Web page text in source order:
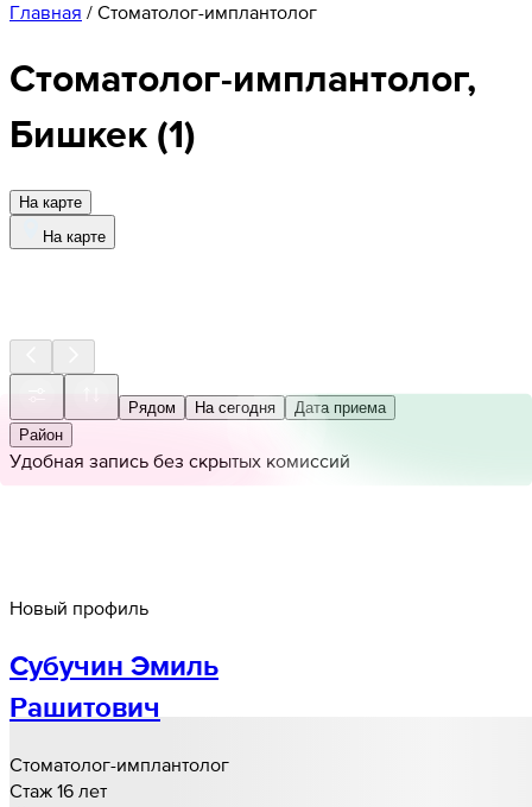
Главная / Стоматолог-имплантолог
Стоматолог-имплантолог,
Бишкек(1)
На карте
На карте
Рядом На сегодня
Дата приема
Район
Удобная запись без скрытых комиссий
Новый профиль
Субучин Эмиль
Рашитович
Стоматолог-имплантолог
Стаж 16 лет